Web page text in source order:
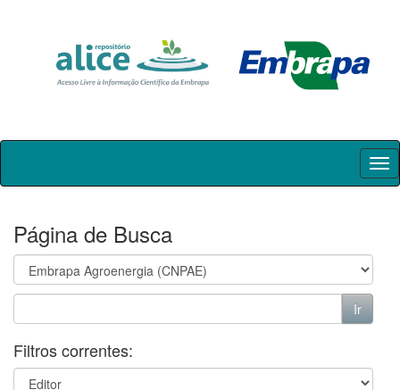
Skip
Página de Busca
Filtros correntes: